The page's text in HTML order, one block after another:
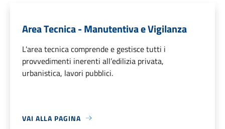
Area Tecnica - Manutentiva e Vigilanza
L'area tecnica comprende e gestisce tutti i
provvedimenti inerenti all’edilizia privata,
urbanistica, lavori pubblici.
VAI ALLA PAGINA